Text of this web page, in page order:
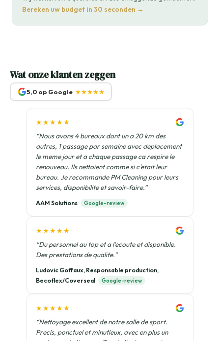
Bereken uw budget in 30 seconden →
Wat onze klanten zeggen
5,0 op Google ★★★★★
★★★★★
“Nous avons 4 bureaux dont un a 20 km des
autres, 1 passage par semaine avec deplacement
le meme jour et a chaque passage ca respire le
renouveau. Ils nettoient comme si c'etait leur
bureau. Je recommande PM Cleaning pour leurs
services, disponibilite et savoir-faire.”
AAM Solutions Google-review
★★★★★
“Du personnel au top et a l'ecoute et disponible.
Des prestations de qualite.”
Ludovic Goffaux, Responsable production,
Becoflex/Coverseal
Google-review
★★★★★
“Nettoyage excellent de notre salle de sport.
Precis, ponctuel et minutieux, avec en plus un